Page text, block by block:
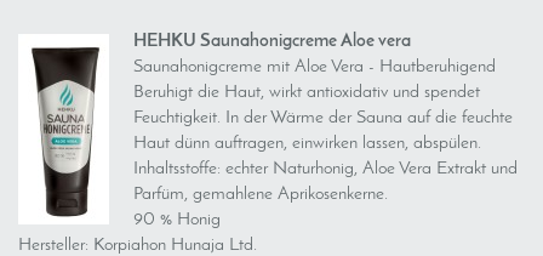
HEHKU Saunahonigcreme Aloe vera
Saunahonigcreme mit Aloe Vera - Hautberuhigend
Beruhigt die Haut, wirkt antioxidativ und spendet
Feuchtigkeit. In der Wärme der Sauna auf die feuchte
Haut dünn auftragen, einwirken lassen, abspülen.
Inhaltsstoffe: echter Naturhonig, Aloe Vera Extrakt und
Parfüm, gemahlene Aprikosenkerne.
90 % Honig
Hersteller: Korpiahon Hunaja Ltd.